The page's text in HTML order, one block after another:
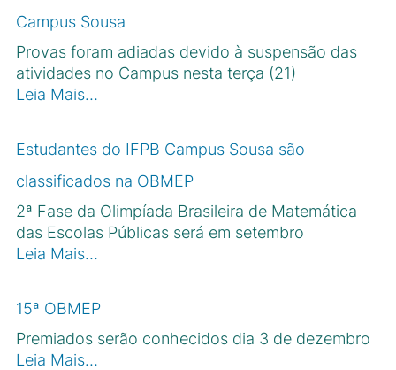
Campus Sousa
Provas foram adiadas devido à suspensão das
atividades no Campus nesta terça (21)
Leia Mais…
Estudantes do IFPB Campus Sousa são
classificados na OBMEP
2ª Fase da Olimpíada Brasileira de Matemática
das Escolas Públicas será em setembro
Leia Mais…
15ª OBMEP
Premiados serão conhecidos dia 3 de dezembro
Leia Mais…